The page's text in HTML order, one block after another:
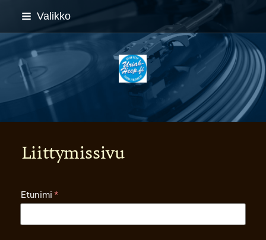
Siirry
sisältöön
Valikko
Uriah Heep Suomi
Liittymissivu
Etunimi *